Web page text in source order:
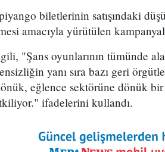
biletlerinin satışındaki
amacıyla yürütülen
"Şans oyunlarının tümünde
yanı sıra bazı geri
eğlence sektörüne dönük
ifadelerini kullandı.